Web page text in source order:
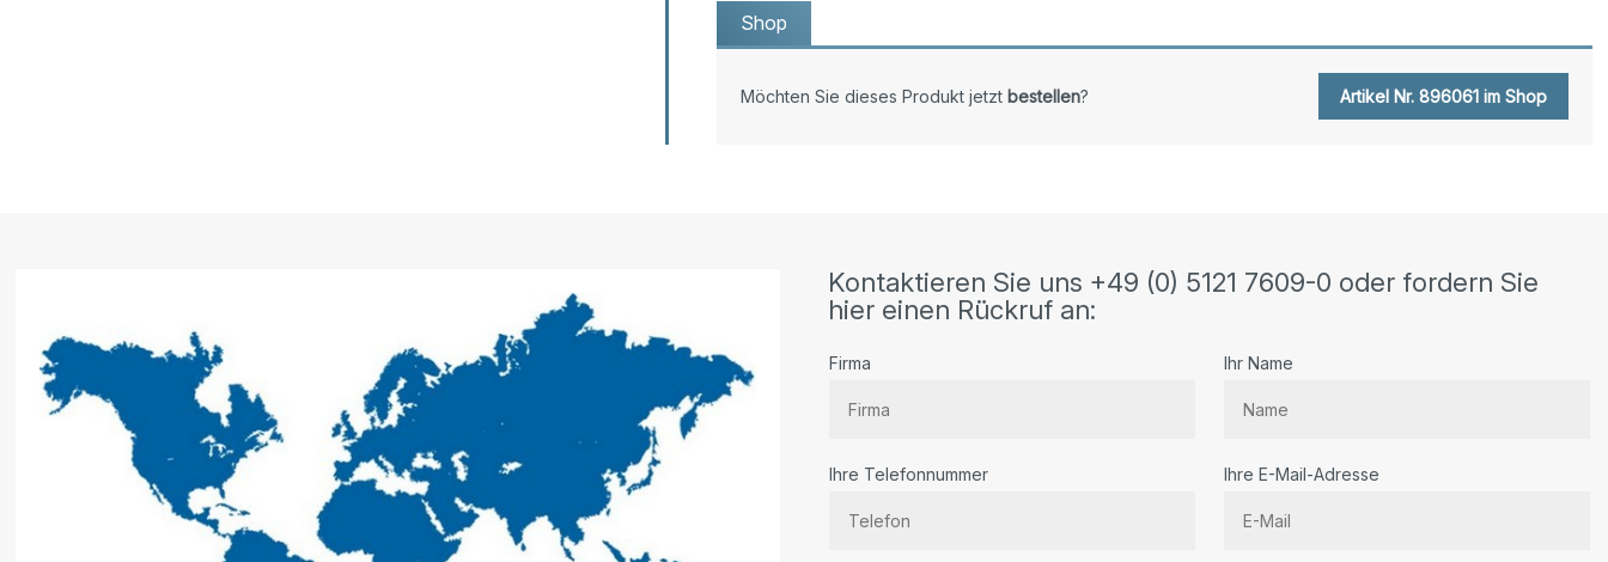
Shop
Möchten Sie dieses Produkt jetzt bestellen? Artikel Nr. 896061 im Shop
Kontaktieren Sie uns +49 (0) 5121 7609-0 oder fordern Sie
hier einen Rückruf an:
Firma Ihr Name
Ihre Telefonnummer Ihre E-Mail-Adresse